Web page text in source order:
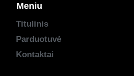
Meniu
Titulinis
Parduotuvė
Kontaktai